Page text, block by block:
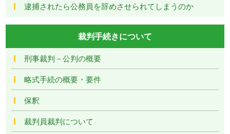
逮捕されたら公務員を辞めさせられてしまうのか
裁判手続きについて
刑事裁判－公判の概要
略式手続の概要・要件
保釈
裁判員裁判について